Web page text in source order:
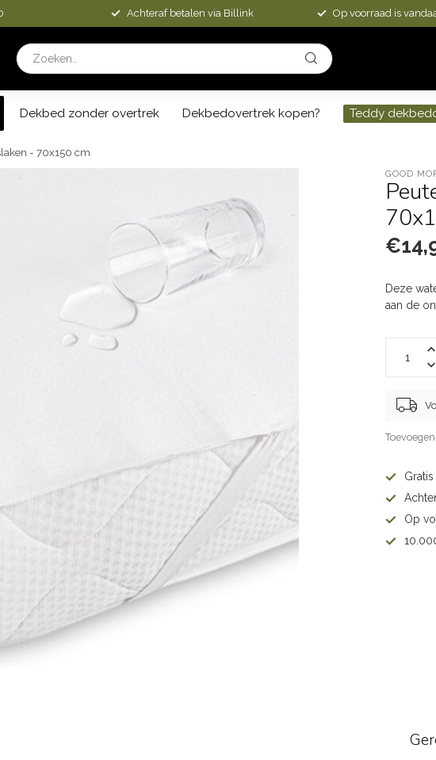
Achteraf betalen via Billink Op voorraad is
Dekbed zonder overtrek Dekbedovertrek kopen? Teddy
- 70x150 cm
GOOD
Deze
aan de
Op